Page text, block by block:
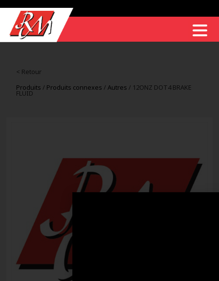
< Retour
Produits / Produits connexes /Autres / 12ONZ DOT4 BRAKE
FLUID